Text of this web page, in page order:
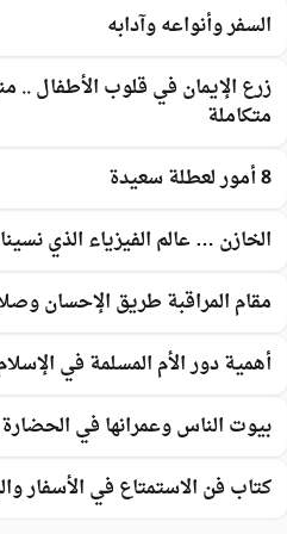
السفر وأنواعه وآدابه
زرع الإيمان في قلوب الأطفال ..
متكاملة
8 أمور لعطلة سعيدة
الخازن … عالم الفيزياء الذي
مقام المراقبة طريق الإحسان
أهمية دور الأم المسلمة في
بيوت الناس وعمرانها في الحضارة
كتاب فن الاستمتاع في الأسفار